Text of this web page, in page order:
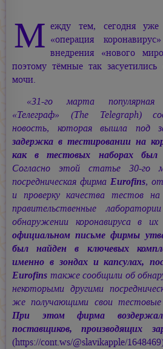
М ежду тем, сегодня
«операция
внедрения «нового
поэтому тёмные так
мочи.
«31-го марта популярная
«Телеграф» (The Telegraph)
новость, которая вышла под
задержка в тестировании на
как в тестовых наборах был
Согласно этой статье 30-го
посредническая фирма Eurofins,
и проверку качества тестов на
правительственные
обнаружении коронавируса в
официальном письме фирмы
был найден в ключевых
именно в зондах и капсулах,
Eurofins также сообщили об
некоторыми другими
же получающими свои тестовые
При этом фирма
поставщиков, производящих
(https://cont.ws/@slavikapple/